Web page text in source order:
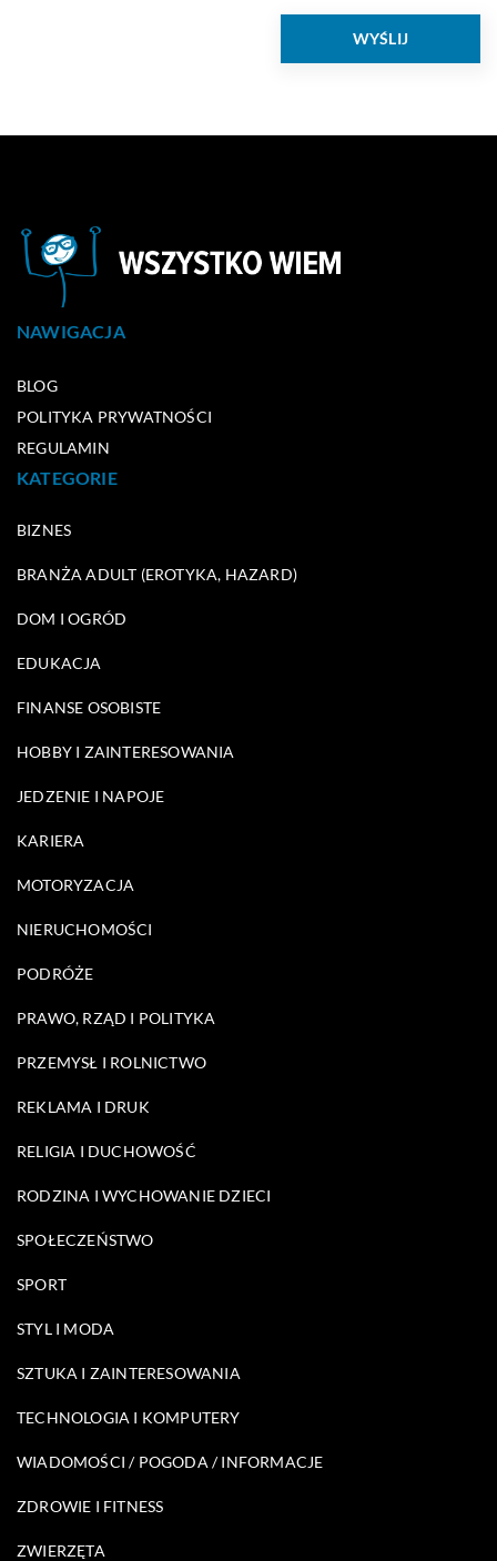
NAWIGACJA
BLOG
POLITYKA PRYWATNOŚCI
REGULAMIN
KATEGORIE
BIZNES
BRANŻA ADULT (EROTYKA, HAZARD)
DOM I OGRÓD
EDUKACJA
FINANSE OSOBISTE
HOBBY I ZAINTERESOWANIA
JEDZENIE I NAPOJE
KARIERA
MOTORYZACJA
NIERUCHOMOŚCI
PODRÓŻE
PRAWO, RZĄD I POLITYKA
PRZEMYSŁ I ROLNICTWO
REKLAMA I DRUK
RELIGIA I DUCHOWOŚĆ
RODZINA I WYCHOWANIE DZIECI
SPOŁECZEŃSTWO
SPORT
STYL I MODA
SZTUKA I ZAINTERESOWANIA
TECHNOLOGIA I KOMPUTERY
WIADOMOŚCI / POGODA / INFORMACJE
ZDROWIE I FITNESS
ZWIERZĘTA